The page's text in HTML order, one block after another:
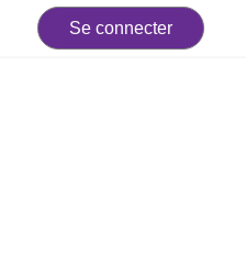
Se connecter